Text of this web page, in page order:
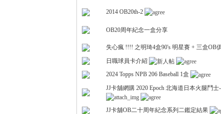
2014 OB20th-2
OB20周年紀念一盒分享
失心瘋 !!!! 之明琦4盒90's 明星賽 + 三盒OB
日職球員卡介紹
2024 Topps NPB 206 Baseball 1盒
JJ卡舖網購 2020 Epoch 北海道日本火腿鬥
JJ卡舖OB二十周年紀念系列二鑑定結果